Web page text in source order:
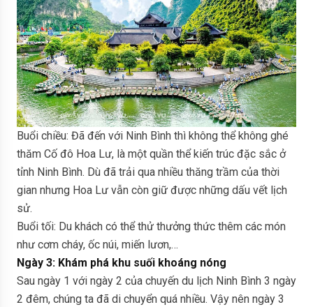
Buổi chiều: Đã đến với Ninh Bình thì không thể không ghé
thăm Cố đô Hoa Lư, là một quần thể kiến trúc đặc sắc ở
tỉnh Ninh Bình. Dù đã trải qua nhiều thăng trầm của thời
gian nhưng Hoa Lư vẫn còn giữ được những dấu vết lịch
sử.
Buổi tối: Du khách có thể thử thưởng thức thêm các món
như cơm cháy, ốc núi, miến lươn,…
Ngày 3: Khám phá khu suối khoáng nóng
Sau ngày 1 với ngày 2 của chuyến du lịch Ninh Bình 3 ngày
2 đêm, chúng ta đã di chuyển quá nhiều. Vậy nên ngày 3